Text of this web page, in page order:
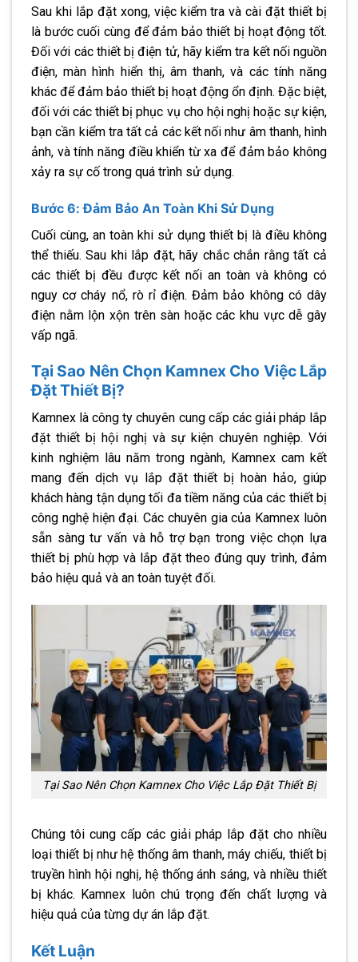
Sau khi lắp đặt xong, việc kiểm tra và cài đặt thiết bị
là bước cuối cùng để đảm bảo thiết bị hoạt động tốt.
Đối với các thiết bị điện tử, hãy kiểm tra kết nối nguồn
điện, màn hình hiển thị, âm thanh, và các tính năng
khác để đảm bảo thiết bị hoạt động ổn định. Đặc biệt,
đối với các thiết bị phục vụ cho hội nghị hoặc sự kiện,
bạn cần kiểm tra tất cả các kết nối như âm thanh, hình
ảnh, và tính năng điều khiển từ xa để đảm bảo không
xảy ra sự cố trong quá trình sử dụng.
Bước 6: Đảm Bảo An Toàn Khi Sử Dụng
Cuối cùng, an toàn khi sử dụng thiết bị là điều không
thể thiếu. Sau khi lắp đặt, hãy chắc chắn rằng tất cả
các thiết bị đều được kết nối an toàn và không có
nguy cơ cháy nổ, rò rỉ điện. Đảm bảo không có dây
điện nằm lộn xộn trên sàn hoặc các khu vực dễ gây
vấp ngã.
Tại Sao Nên Chọn Kamnex Cho Việc Lắp
Đặt Thiết Bị?
Kamnex là công ty chuyên cung cấp các giải pháp lắp
đặt thiết bị hội nghị và sự kiện chuyên nghiệp. Với
kinh nghiệm lâu năm trong ngành, Kamnex cam kết
mang đến dịch vụ lắp đặt thiết bị hoàn hảo, giúp
khách hàng tận dụng tối đa tiềm năng của các thiết bị
công nghệ hiện đại. Các chuyên gia của Kamnex luôn
sẵn sàng tư vấn và hỗ trợ bạn trong việc chọn lựa
thiết bị phù hợp và lắp đặt theo đúng quy trình, đảm
bảo hiệu quả và an toàn tuyệt đối.
Tại Sao Nên Chọn Kamnex Cho Việc Lắp Đặt Thiết Bị
Chúng tôi cung cấp các giải pháp lắp đặt cho nhiều
loại thiết bị như hệ thống âm thanh, máy chiếu, thiết bị
truyền hình hội nghị, hệ thống ánh sáng, và nhiều thiết
bị khác. Kamnex luôn chú trọng đến chất lượng và
hiệu quả của từng dự án lắp đặt.
Kết Luận